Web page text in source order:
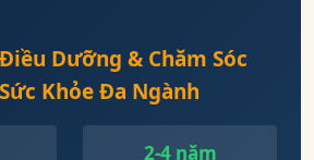
Điều Dưỡng & Chăm Sóc
Sức Khỏe Đa Ngành
2-4 năm